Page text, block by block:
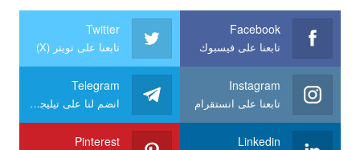
Facebook
تابعنا على فيسبوك
Twitter
تابعنا على تويتر (X)
Instagram
تابعنا على انستقرام
Telegram
انضم لنا على تيليجرام
Linkedin
Pinterest